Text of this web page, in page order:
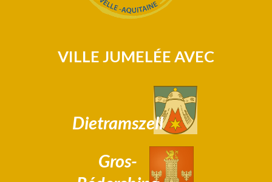
VILLE JUMELÉE AVEC
Dietramszell
Gros-